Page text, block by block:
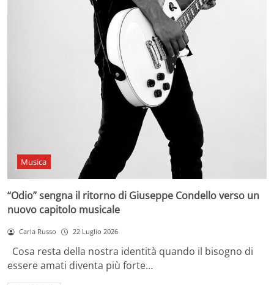
Musica
“Odio” sengna il ritorno di Giuseppe Condello verso un
nuovo capitolo musicale
Carla Russo 22 Luglio 2026
Cosa resta della nostra identità quando il bisogno di
essere amati diventa più forte…